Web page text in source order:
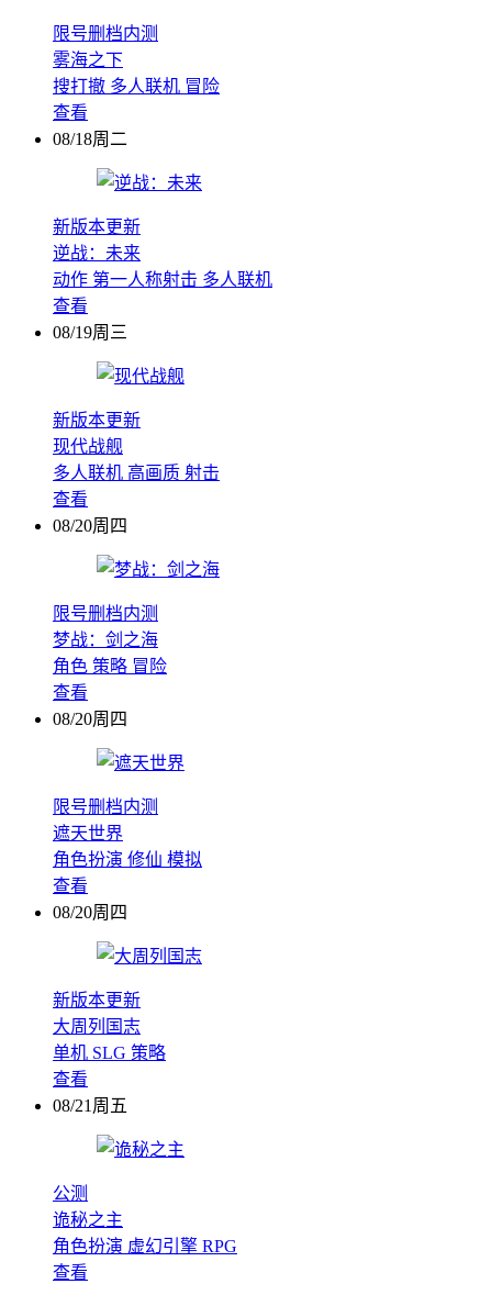
限号删档内测
雾海之下
搜打撤 多人联机 冒险
查看
08/18周二
新版本更新
逆战：未来
动作 第一人称射击 多人联机
查看
08/19周三
新版本更新
现代战舰
多人联机 高画质 射击
查看
08/20周四
限号删档内测
梦战：剑之海
角色 策略 冒险
查看
08/20周四
限号删档内测
遮天世界
角色扮演 修仙 模拟
查看
08/20周四
新版本更新
大周列国志
单机 SLG 策略
查看
08/21周五
公测
诡秘之主
角色扮演 虚幻引擎 RPG
查看